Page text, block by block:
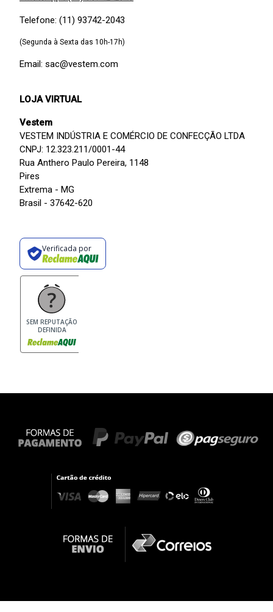
Telefone: (11) 93742-2043
(Segunda à Sexta das 10h-17h)
Email: sac@vestem.com
LOJA VIRTUAL
Vestem
VESTEM INDÚSTRIA E COMÉRCIO DE CONFECÇÃO LTDA
CNPJ: 12.323.211/0001-44
Rua Anthero Paulo Pereira, 1148
Pires
Extrema - MG
Brasil - 37642-620
Verificada por
SEM REPUTAÇÃO
DEFINIDA